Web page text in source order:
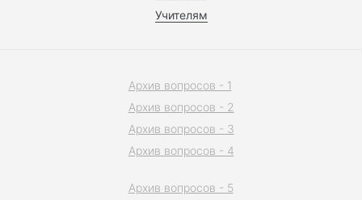
Учителям
Архив вопросов - 1
Архив вопросов - 2
Архив вопросов - 3
Архив вопросов - 4
Архив вопросов - 5